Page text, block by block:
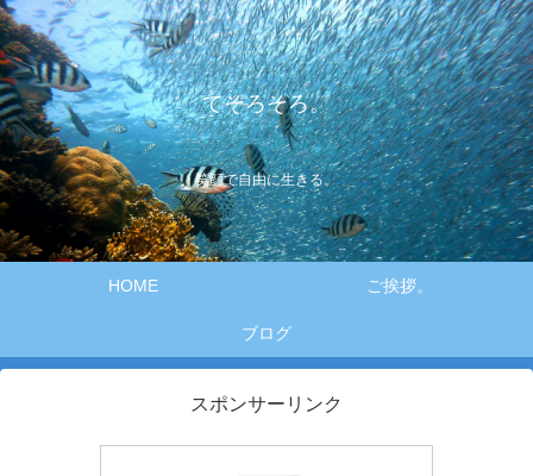
てそろそろ。
笑顔で自由に生きる。
HOME ご挨拶。
ブログ
スポンサーリンク